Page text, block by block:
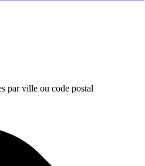
par ville ou code postal